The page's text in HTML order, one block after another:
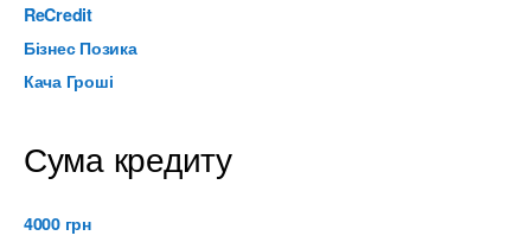
ReCredit
Бізнес Позика
Кача Гроші
Сума кредиту
4000 грн